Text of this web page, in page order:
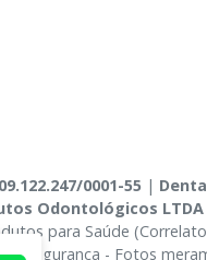
09.122.247/0001-55 |
Odontológicos LTDA
para Saúde
e Segurança - Fotos